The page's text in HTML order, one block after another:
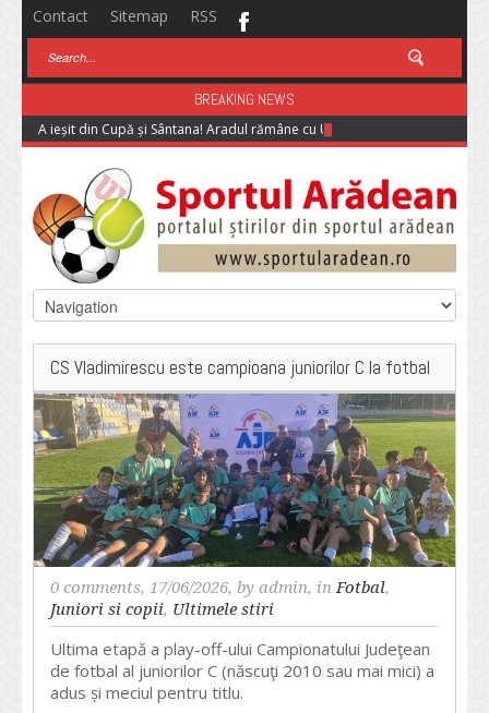
Contact Sitemap RSS
BREAKING NEWS
A ieșit din Cupă și Sântana! Aradul rămâne cu UTA în competiția KO
CS Vladimirescu este campioana juniorilor C la fotbal
0 comments, 17/06/2026, by admin, inFotbal,
Juniori si copii, Ultimele stiri
Ultima etapă a play-off-ului Campionatului Judeţean
de fotbal al juniorilor C (născuţi 2010 sau mai mici) a
adus și meciul pentru titlu.